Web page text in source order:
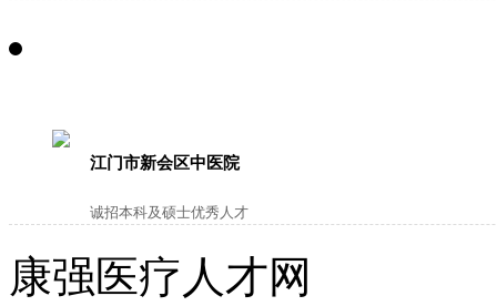
江门市新会区中医院
诚招本科及硕士优秀人才
康强医疗人才网